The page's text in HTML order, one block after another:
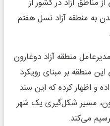
مناطق آزاد در کشور از
به منطقه آزاد نسل هفتم
منطقه آزاد دوغارون
منطقه بر مبنای رویکرد
و اظهار کرده که این سند
مسیر شکل‌گیری یک شهر
می‌کند.